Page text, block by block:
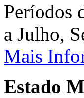
Períodos
a Julho,
Mais
Estado